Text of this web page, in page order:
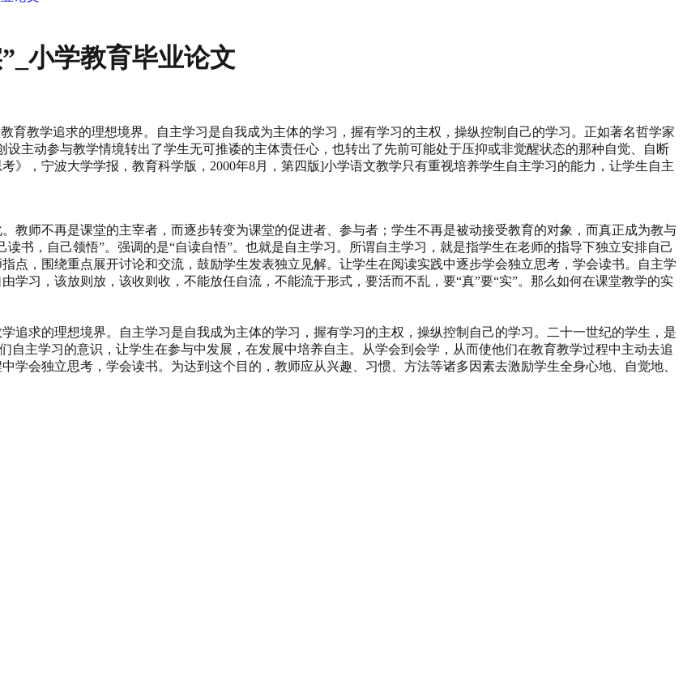
小学教育毕业论文
育教学追求的理想境界。自主学习是自我成为主体的学习，握有学习的主权，操纵控制自己的学习。正如著名哲学家
主动参与教学情境转出了学生无可推诿的主体责任心，也转出了先前可能处于压抑或非觉醒状态的那种自觉、自断
》，宁波大学学报，教育科学版，2000年8月，第四版]小学语文教学只有重视培养学生自主学习的能力，让学生自主
教师不再是课堂的主宰者，而逐步转变为课堂的促进者、参与者；学生不再是被动接受教育的对象，而真正成为教与
书，自己领悟”。强调的是“自读自悟”。也就是自主学习。所谓自主学习，就是指学生在老师的指导下独立安排自己
点，围绕重点展开讨论和交流，鼓励学生发表独立见解。让学生在阅读实践中逐步学会独立思考，学会读书。自主学
学习，该放则放，该收则收，不能放任自流，不能流于形式，要活而不乱，要“真”要“实”。那么如何在课堂教学的实
追求的理想境界。自主学习是自我成为主体的学习，握有学习的主权，操纵控制自己的学习。二十一世纪的学生，是
自主学习的意识，让学生在参与中发展，在发展中培养自主。从学会到会学，从而使他们在教育教学过程中主动去追
学会独立思考，学会读书。为达到这个目的，教师应从兴趣、习惯、方法等诸多因素去激励学生全身心地、自觉地、